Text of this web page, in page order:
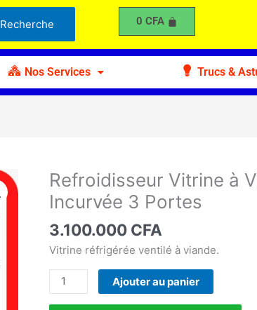
Recherche 0 CFA
Nos Services Trucs &
Refroidisseur Vitrine à
Incurvée 3 Portes
3.100.000 CFA
Vitrine réfrigérée ventilé à viande.
quantité
de
Refroidisseur
Vitrine
à
Verre
Incurvée
Ajouter au panier
Verre
Incurvée
3